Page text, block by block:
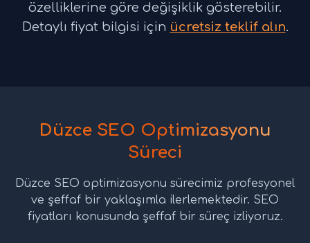
özelliklerine göre değişiklik gösterebilir.
Detaylı fiyat bilgisi için ücretsiz teklif alın.
Düzce SEO Optimizasyonu
Süreci
Düzce SEO optimizasyonu sürecimiz profesyonel
ve şeffaf bir yaklaşımla ilerlemektedir. SEO
fiyatları konusunda şeffaf bir süreç izliyoruz.